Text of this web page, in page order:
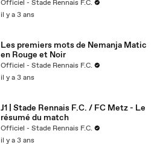
Officiel - Stade Rennais F.C.
il y a 3 ans
Les premiers mots de Nemanja Matic
en Rouge et Noir
Officiel - Stade Rennais F.C.
il y a 3 ans
J1 | Stade Rennais F.C. / FC Metz - Le
résumé du match
Officiel - Stade Rennais F.C.
il y a 3 ans